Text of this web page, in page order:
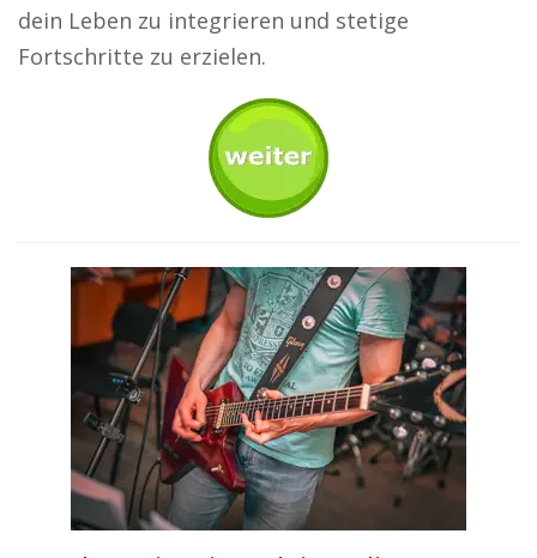
dein Leben zu integrieren und stetige
Fortschritte zu erzielen.